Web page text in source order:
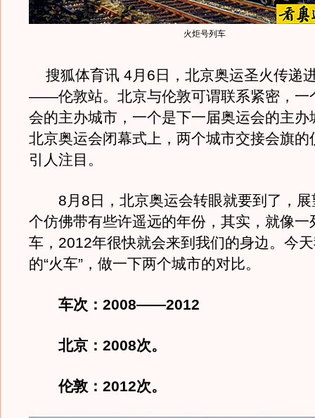
火炬号列车
搜狐体育讯 4月6日，北京奥运圣火传递
――伦敦站。北京与伦敦可谓联系紧密，一
会的主办城市，一个是下一届奥运会的主办
北京奥运会闭幕式上，两个城市交接会旗的
引人注目。
8月8日，北京奥运会转眼就要到了，展
个仿佛带有些许遥远的年份，其实，就像一
车，2012年很快就会来到我们的身边。今
的“火车”，做一下两个城市的对比。
车次：2008――2012
北京：2008次。
伦敦：2012次。